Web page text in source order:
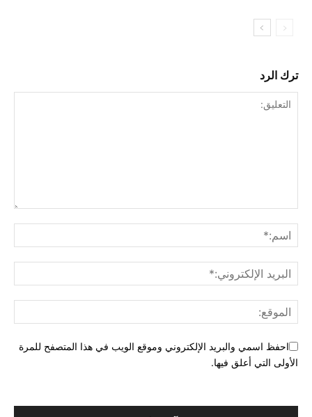
ترك الرد
احفظ اسمي والبريد الإلكتروني وموقع الويب في هذا المتصفح للمرة
الأولى التي أعلق فيها.